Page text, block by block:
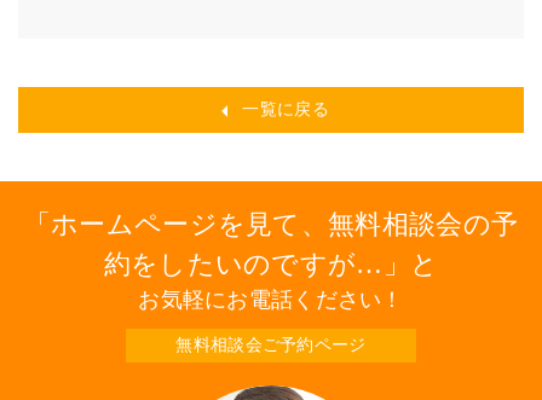
一覧に戻る
ホームページを見て、無料相談会の予
約をしたいのですが…
と
お気軽にお電話ください！
無料相談会ご予約ページ